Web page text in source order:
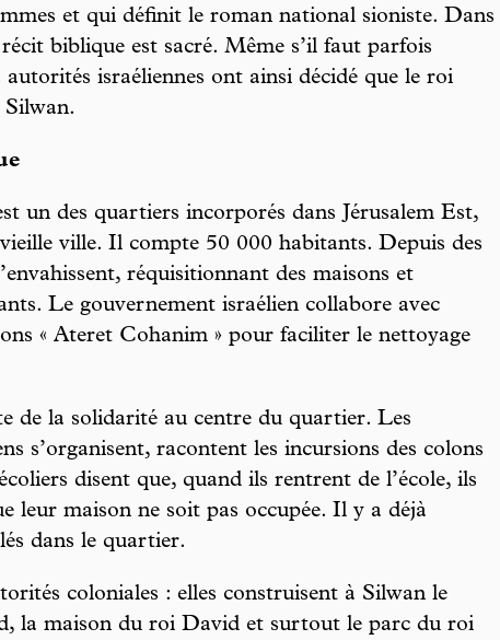
et qui définit le roman national sioniste. Dans
biblique est sacré. Même s’il faut parfois
israéliennes ont ainsi décidé que le roi
un des quartiers incorporés dans Jérusalem Est,
ville. Il compte 50 000 habitants. Depuis des
réquisitionnant des maisons et
Le gouvernement israélien collabore avec
« Ateret Cohanim » pour faciliter le nettoyage
de la solidarité au centre du quartier. Les
s’organisent, racontent les incursions des colons
disent que, quand ils rentrent de l’école, ils
leur maison ne soit pas occupée. Il y a déjà
dans le quartier.
coloniales : elles construisent à Silwan le
la maison du roi David et surtout le parc du roi